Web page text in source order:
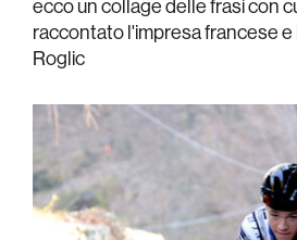
ecco un collage delle frasi con
raccontato l'impresa francese
Roglic